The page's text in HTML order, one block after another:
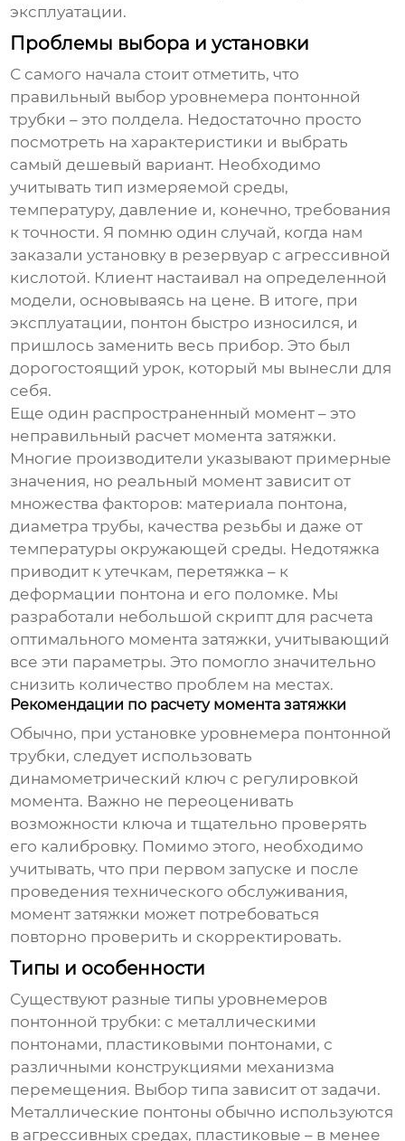
эксплуатации.
Проблемы выбора и установки
С самого начала стоит отметить, что
правильный выборуровнемера понтонной
трубки – это полдела. Недостаточно просто
посмотреть на характеристики и выбрать
самый дешевый вариант. Необходимо
учитывать тип измеряемой среды,
температуру, давление и, конечно, требования
к точности. Я помню один случай, когда нам
заказали установку в резервуар с агрессивной
кислотой. Клиент настаивал на определенной
модели, основываясь на цене. В итоге, при
эксплуатации, понтон быстро износился, и
пришлось заменить весь прибор. Это был
дорогостоящий урок, который мы вынесли для
себя.
Еще один распространенный момент – это
неправильный расчет момента затяжки.
Многие производители указывают примерные
значения, но реальный момент зависит от
множества факторов: материала понтона,
диаметра трубы, качества резьбы и даже от
температуры окружающей среды. Недотяжка
приводит к утечкам, перетяжка – к
деформации понтона и его поломке. Мы
разработали небольшой скрипт для расчета
оптимального момента затяжки, учитывающий
все эти параметры. Это помогло значительно
снизить количество проблем на местах.
Рекомендации по расчету момента затяжки
Обычно, при установкеуровнемера понтонной
трубки, следует использовать
динамометрический ключ с регулировкой
момента. Важно не переоценивать
возможности ключа и тщательно проверять
его калибровку. Помимо этого, необходимо
учитывать, что при первом запуске и после
проведения технического обслуживания,
момент затяжки может потребоваться
повторно проверить и скорректировать.
Типы и особенности
Существуют разные типыуровнемеров
понтонной трубки: с металлическими
понтонами, пластиковыми понтонами, с
различными конструкциями механизма
перемещения. Выбор типа зависит от задачи.
Металлические понтоны обычно используются
в агрессивных средах, пластиковые – в менее